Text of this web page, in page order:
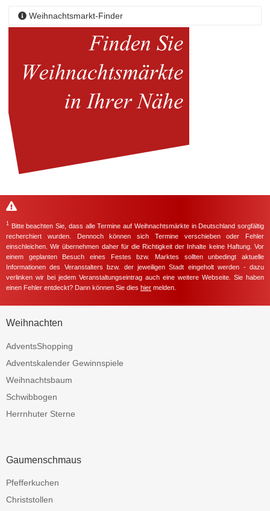
Weihnachtsmarkt-Finder
1 Bitte beachten Sie, dass alle Termine auf Weihnachtsmärkte in Deutschland sorgfältig
recherchiert wurden. Dennoch können sich Termine verschieben oder Fehler
einschleichen. Wir übernehmen daher für die Richtigkeit der Inhalte keine Haftung. Vor
einem geplanten Besuch eines Festes bzw. Marktes sollten unbedingt aktuelle
Informationen des Veranstalters bzw. der jeweiligen Stadt eingeholt werden - dazu
verlinken wir bei jedem Veranstaltungseintrag auch eine weitere Webseite. Sie haben
einen Fehler entdeckt? Dann können Sie dies hier melden.
Weihnachten
AdventsShopping
Adventskalender Gewinnspiele
Weihnachtsbaum
Schwibbogen
Herrnhuter Sterne
Gaumenschmaus
Pfefferkuchen
Christstollen